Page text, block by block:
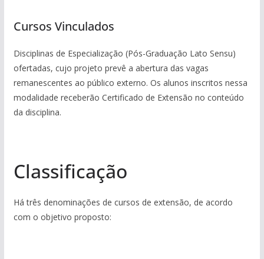
Cursos Vinculados
Disciplinas de Especialização (Pós-Graduação Lato Sensu)
ofertadas, cujo projeto prevê a abertura das vagas
remanescentes ao público externo. Os alunos inscritos nessa
modalidade receberão Certificado de Extensão no conteúdo
da disciplina.
Classificação
Há três denominações de cursos de extensão, de acordo
com o objetivo proposto: